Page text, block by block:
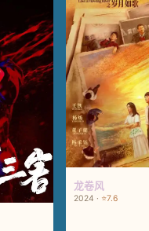
龙卷风
2024 · ⭐7.6